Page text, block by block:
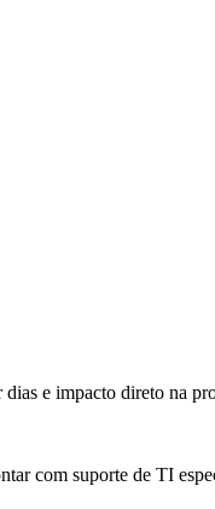
dias e impacto direto na
com suporte de TI